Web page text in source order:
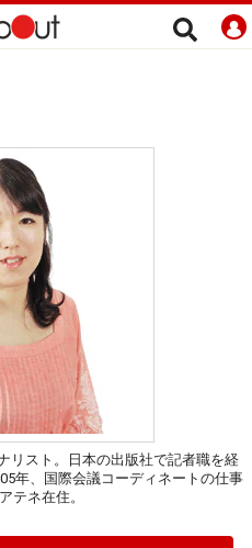
リスト。日本の出版社で記者職を経
年、国際会議コーディネートの仕事
テネ在住。